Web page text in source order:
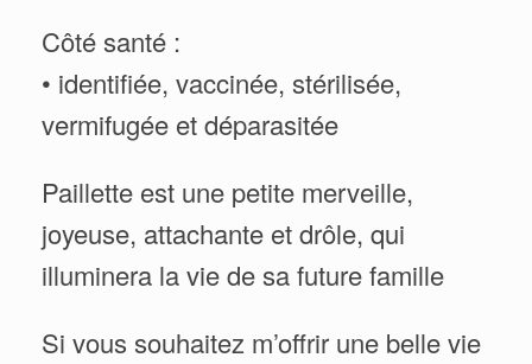
Côté santé :
• identifiée, vaccinée, stérilisée,
vermifugée et déparasitée
Paillette est une petite merveille,
joyeuse, attachante et drôle, qui
illuminera la vie de sa future famille
Si vous souhaitez m’offrir une belle vie